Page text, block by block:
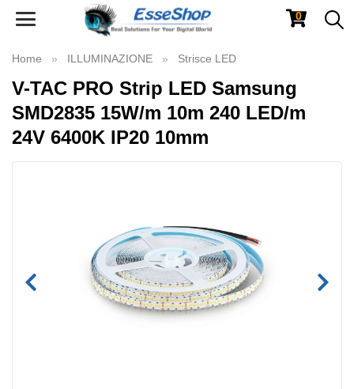
Toggle
0
Home ILLUMINAZIONE Strisce LED
V-TAC PRO Strip LED Samsung
SMD2835 15W/m 10m 240 LED/m
24V 6400K IP20 10mm